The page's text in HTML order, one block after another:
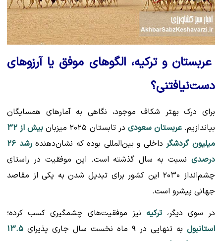
عربستان و ترکیه، الگوهای موفق یا آرزوهای
دست‌نیافتنی؟
برای درک بهتر شکاف موجود، نگاهی به آمارهای همسایگان
بیاندازیم.عربستان سعودی در تابستان ۲۰۲۵ میزبان
بیش از ۳۲
میلیون گردشگرداخلی و بین‌المللی بوده که نشان‌دهنده
رشد ۲۶
درصدی نسبت به سال گذشته است. این موفقیت در راستای
چشم‌انداز ۲۰۳۰ این کشور برای تبدیل شدن به یکی از مقاصد
جهانی پیشرو است.
در سوی دیگر،ترکیه نیز موفقیت‌های چشمگیری کسب کرده؛
استانبول به تنهایی در ۹ ماه نخست سال جاری پذیرای
۱۳.۵